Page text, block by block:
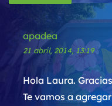
apadea
21 abril, 2014, 13:19
Hola Laura.
Te vamos a